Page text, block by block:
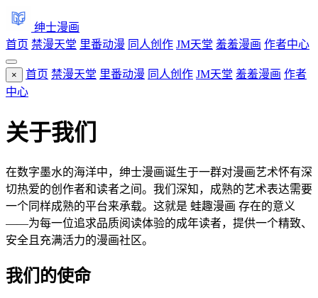
绅士漫画
首页 禁漫天堂 里番动漫 同人创作 JM天堂 羞羞漫画 作者中心
× 首页 禁漫天堂 里番动漫 同人创作 JM天堂 羞羞漫画 作者
中心
关于我们
在数字墨水的海洋中，绅士漫画诞生于一群对漫画艺术怀有深
切热爱的创作者和读者之间。我们深知，成熟的艺术表达需要
一个同样成熟的平台来承载。这就是 蛙趣漫画 存在的意义
——为每一位追求品质阅读体验的成年读者，提供一个精致、
安全且充满活力的漫画社区。
我们的使命